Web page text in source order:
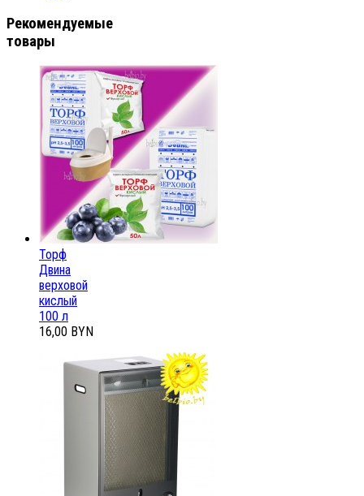
Рекомендуемые
товары
Торф
Двина
верховой
кислый
100 л
16,00 BYN